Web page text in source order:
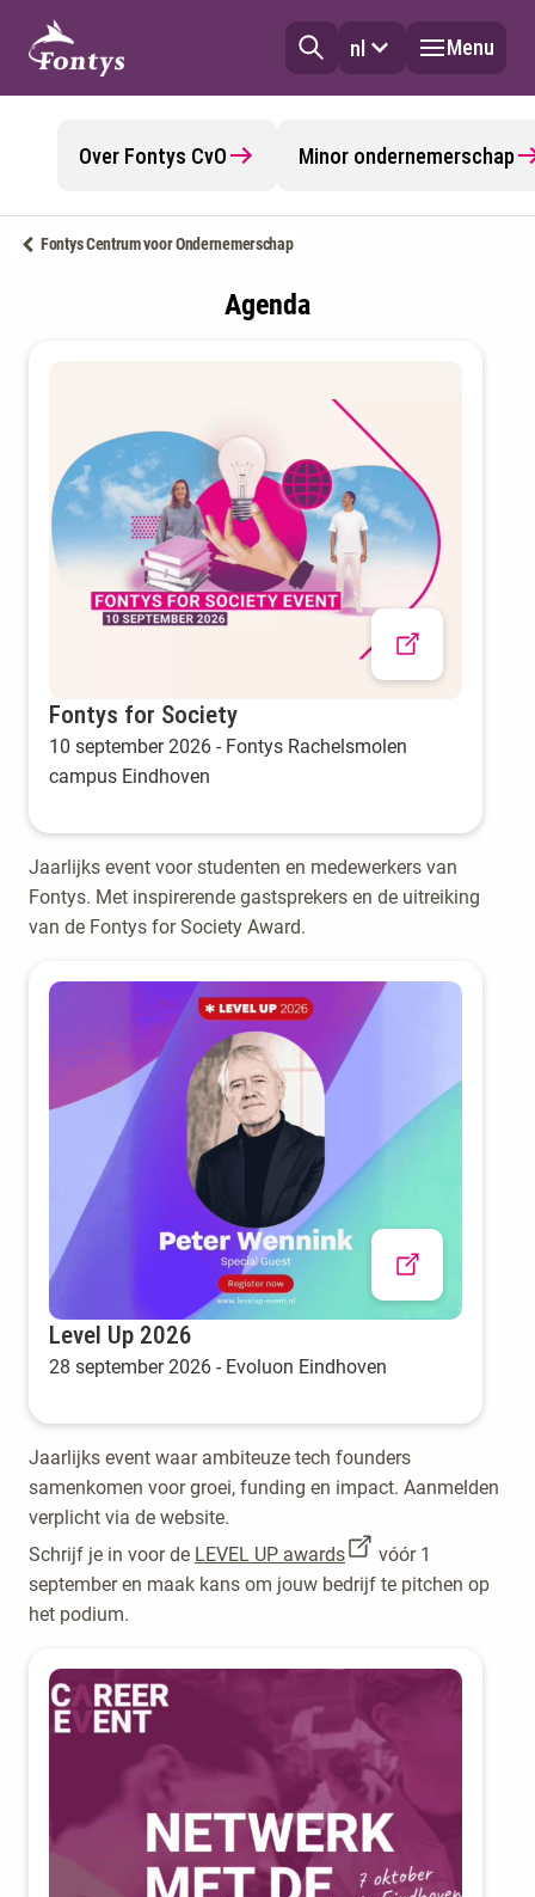
nl Menu
Over Fontys CvO Minor ondernemerschap
Fontys Centrum voor Ondernemerschap
Agenda
Fontys for Society
10 september 2026 - Fontys Rachelsmolen
campus Eindhoven
Jaarlijks event voor studenten en medewerkers van
Fontys. Met inspirerende gastsprekers en de uitreiking
van de Fontys for Society Award.
Level Up 2026
28 september 2026 - Evoluon Eindhoven
Jaarlijks event waar ambiteuze tech founders
samenkomen voor groei, funding en impact. Aanmelden
verplicht via de website.
Schrijf je in voor de LEVEL UP awards
vóór 1
september en maak kans om jouw bedrijf te pitchen op
het podium.